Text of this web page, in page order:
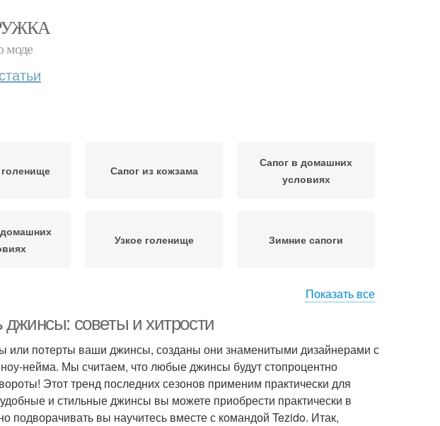
моде
статьи
Сапог из кожзама
Сапог в домашних
условиях
Узкое голенище Зимние сапоги
Показать все
джинсы: советы и хитрости
или потерты ваши джинсы, созданы они знаменитыми дизайнерами с
нейма. Мы считаем, что любые джинсы будут стопроцентно
Этот тренд последних сезонов применим практически для
и стильные джинсы вы можете приобрести практически в
подворачивать вы научитесь вместе с командой Tezido. Итак,